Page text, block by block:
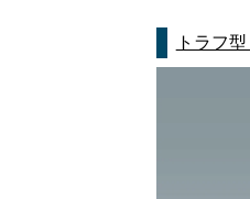
トラフ型